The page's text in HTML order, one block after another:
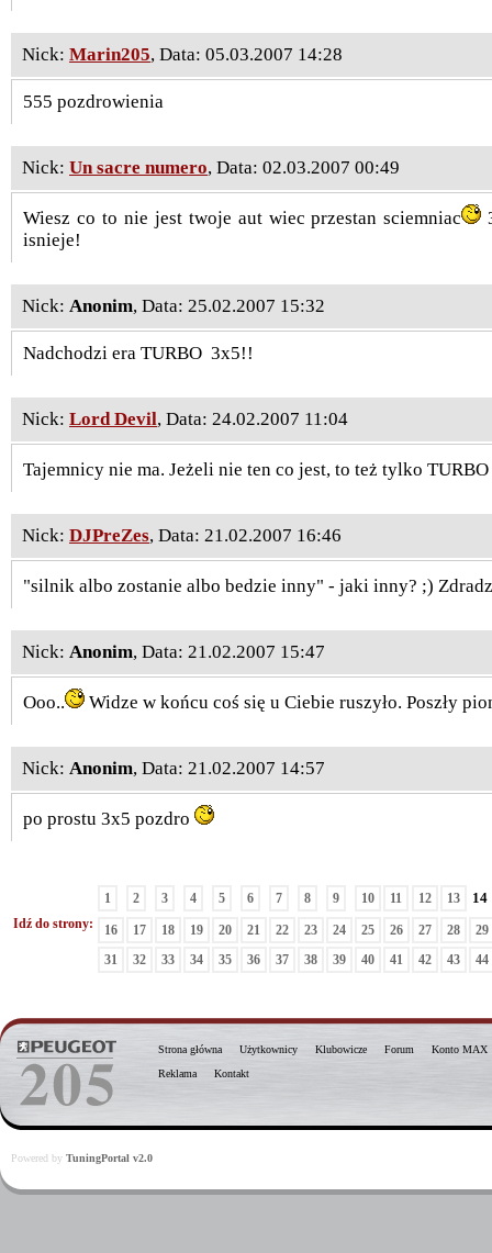
Nick: Marin205, Data: 05.03.2007 14:28
555 pozdrowienia
Nick: Un sacre numero, Data: 02.03.2007 00:49
Wiesz co to nie jest twoje aut wiec przestan sciemniac
isnieje!
Nick: Anonim, Data: 25.02.2007 15:32
Nadchodzi era TURBO 3x5!!
Nick: Lord Devil, Data: 24.02.2007 11:04
Tajemnicy nie ma. Jeżeli nie ten co jest, to też tylko
Nick: DJPreZes, Data: 21.02.2007 16:46
"silnik albo zostanie albo bedzie inny" - jaki inny? ;)
Nick: Anonim, Data: 21.02.2007 15:47
Ooo.. Widze w końcu coś się u Ciebie ruszyło. Poszły
Nick: Anonim, Data: 21.02.2007 14:57
po prostu 3x5 pozdro
Idź do strony:
1 2 3 4 5 6 7 8 9 10 11 12 13 14
16 17 18 19 20 21 22 23 24 25 26 27 28
29
31
32 33 34 35 36 37 38 39 40 41 42 43 44
Strona główna Użytkownicy Klubowicze Forum
Konto MAX
Reklama
Kontakt
Powered by TuningPortal v2.0